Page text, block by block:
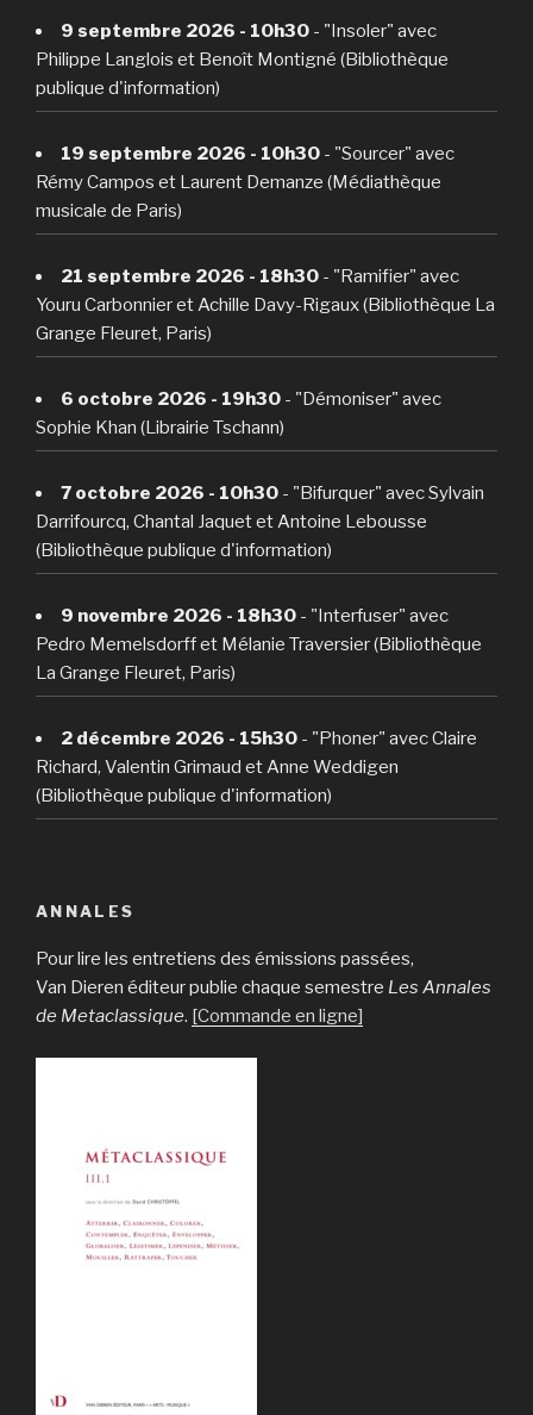
9 septembre 2026 - 10h30 - "Insoler" avec
Philippe Langlois et Benoît Montigné (Bibliothèque
publique d'information)
19 septembre 2026 - 10h30 - "Sourcer" avec
Rémy Campos et Laurent Demanze (Médiathèque
musicale de Paris)
21 septembre 2026 - 18h30 - "Ramifier" avec
Youru Carbonnier et Achille Davy-Rigaux (Bibliothèque La
Grange Fleuret, Paris)
6 octobre 2026 - 19h30 - "Démoniser" avec
Sophie Khan (Librairie Tschann)
7 octobre 2026 - 10h30 - "Bifurquer" avec Sylvain
Darrifourcq, Chantal Jaquet et Antoine Lebousse
(Bibliothèque publique d'information)
9 novembre 2026 - 18h30 - "Interfuser" avec
Pedro Memelsdorff et Mélanie Traversier (Bibliothèque
La Grange Fleuret, Paris)
2 décembre 2026 - 15h30 - "Phoner" avec Claire
Richard, Valentin Grimaud et Anne Weddigen
(Bibliothèque publique d'information)
ANNALES
Pour lire les entretiens des émissions passées,
Van Dieren éditeur publie chaque semestre Les Annales
de Metaclassique. [Commande en ligne]